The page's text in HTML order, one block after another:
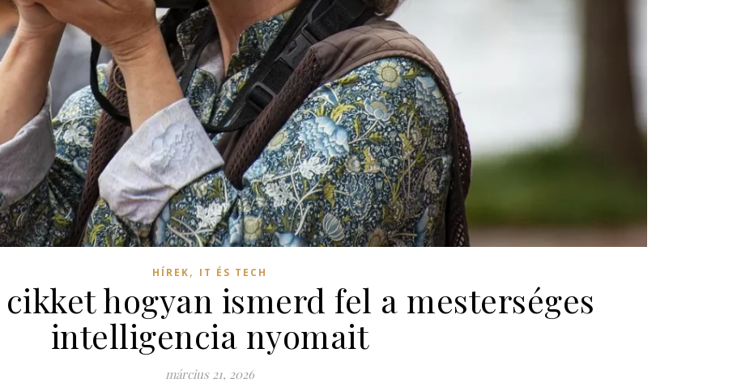
HÍREK, IT ÉS TECH
hogyan ismerd fel a mesterséges
intelligencia nyomait
március 21, 2026